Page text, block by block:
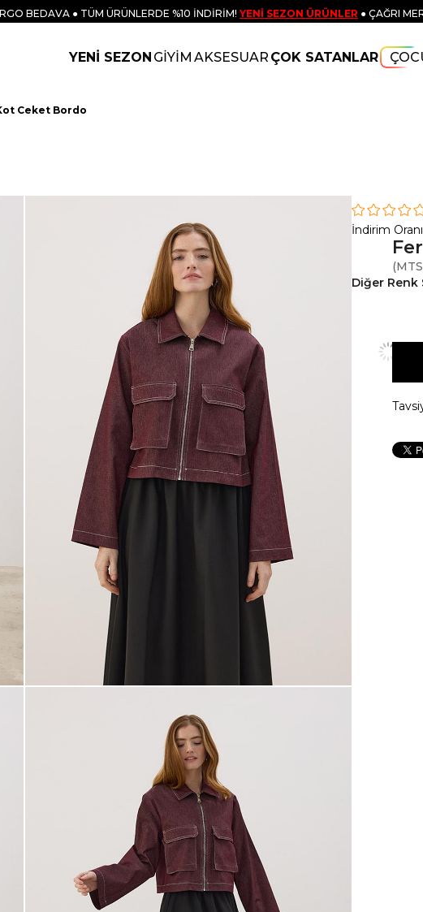
BEDAVA ● TÜM ÜRÜNLERDE %10 İNDİRİM! YENİ SEZON ÜRÜNLER ● ÇAĞRI
YENİ SEZON GİYİM AKSESUAR ÇOK SATANLAR
Ceket Bordo
İndirim Oranı
Diğer Renk